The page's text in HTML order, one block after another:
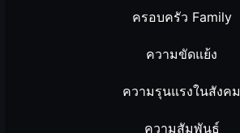
ครอบครัว Family
ความขัดแย้ง
ความรุนแรงในสังคม
ความสัมพันธ์